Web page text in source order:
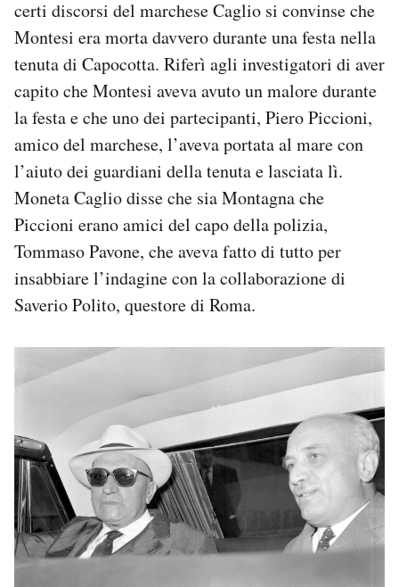
certi discorsi del marchese Caglio si convinse che
Montesi era morta davvero durante una festa nella
tenuta di Capocotta. Riferì agli investigatori di aver
capito che Montesi aveva avuto un malore durante
la festa e che uno dei partecipanti, Piero Piccioni,
amico del marchese, l’aveva portata al mare con
l’aiuto dei guardiani della tenuta e lasciata lì.
Moneta Caglio disse che sia Montagna che
Piccioni erano amici del capo della polizia,
Tommaso Pavone, che aveva fatto di tutto per
insabbiare l’indagine con la collaborazione di
Saverio Polito, questore di Roma.